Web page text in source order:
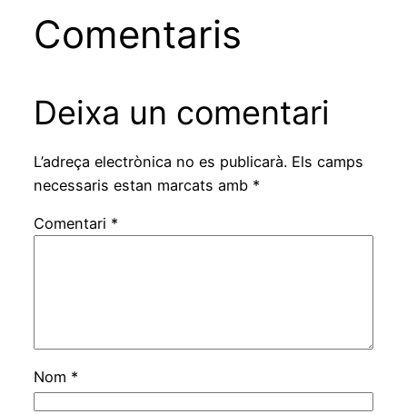
Comentaris
Deixa un comentari
L’adreça electrònica no es publicarà. Els camps
necessaris estan marcats amb *
Comentari *
Nom *